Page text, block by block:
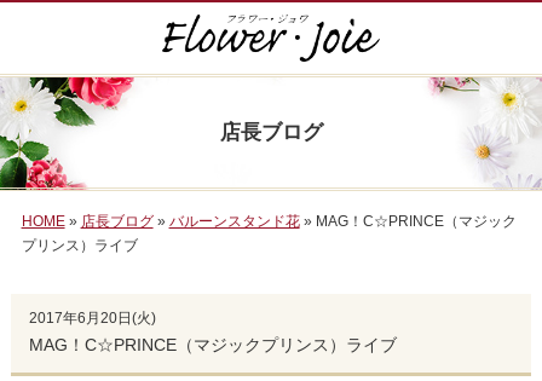
店長ブログ
HOME» 店長ブログ» バルーンスタンド花» MAG！C☆PRINCE（マジック
プリンス）ライブ
2017年6月20日(火)
MAG！C☆PRINCE（マジックプリンス）ライブ